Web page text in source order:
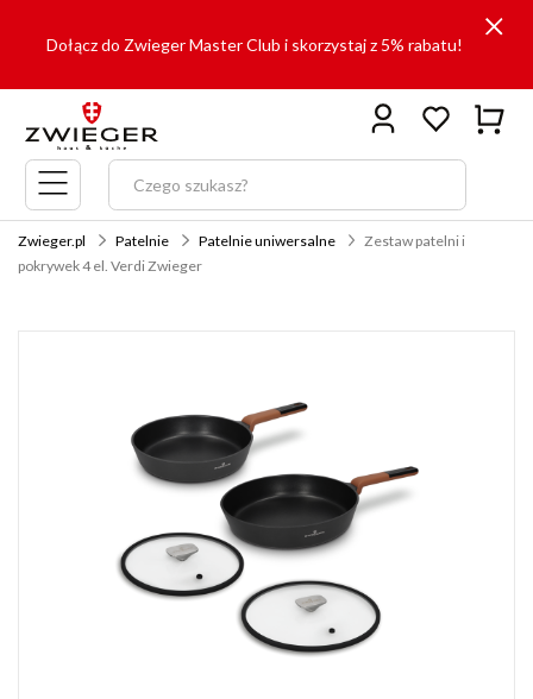
Dołącz do Zwieger Master Club i skorzystaj z 5% rabatu!
Menu
główne
Zwieger.pl Patelnie Patelnie uniwersalne
Zestaw patelni i
pokrywek 4 el. Verdi Zwieger